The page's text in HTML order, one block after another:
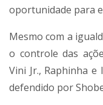
oportunidade para
Mesmo com a
o controle das
Vini Jr., Raphinha
defendido por